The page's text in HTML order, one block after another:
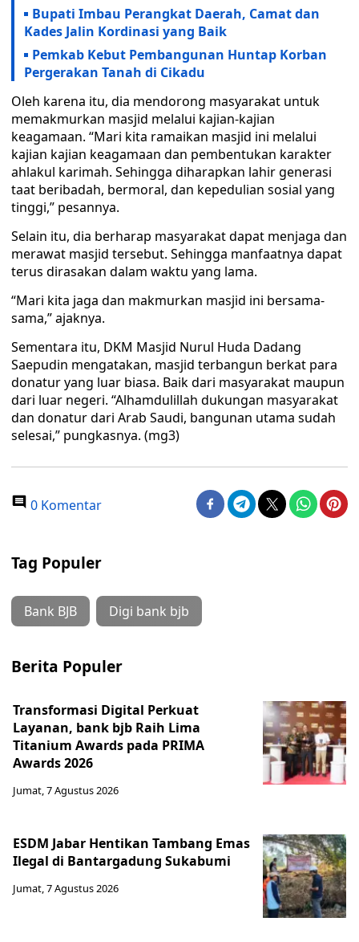
Bupati Imbau Perangkat Daerah, Camat dan
Kades Jalin Kordinasi yang Baik
Pemkab Kebut Pembangunan Huntap Korban
Pergerakan Tanah di Cikadu
Oleh karena itu, dia mendorong masyarakat untuk
memakmurkan masjid melalui kajian-kajian
keagamaan. “Mari kita ramaikan masjid ini melalui
kajian kajian keagamaan dan pembentukan karakter
ahlakul karimah. Sehingga diharapkan lahir generasi
taat beribadah, bermoral, dan kepedulian sosial yang
tinggi,” pesannya.
Selain itu, dia berharap masyarakat dapat menjaga dan
merawat masjid tersebut. Sehingga manfaatnya dapat
terus dirasakan dalam waktu yang lama.
“Mari kita jaga dan makmurkan masjid ini bersama-
sama,” ajaknya.
Sementara itu, DKM Masjid Nurul Huda Dadang
Saepudin mengatakan, masjid terbangun berkat para
donatur yang luar biasa. Baik dari masyarakat maupun
dari luar negeri. “Alhamdulillah dukungan masyarakat
dan donatur dari Arab Saudi, bangunan utama sudah
selesai,” pungkasnya. (mg3)
0 Komentar
Tag Populer
Bank BJB Digi bank bjb
Berita Populer
Transformasi Digital Perkuat
Layanan, bank bjb Raih Lima
Titanium Awards pada PRIMA
Awards 2026
Jumat, 7 Agustus 2026
ESDM Jabar Hentikan Tambang Emas
Ilegal di Bantargadung Sukabumi
Jumat, 7 Agustus 2026